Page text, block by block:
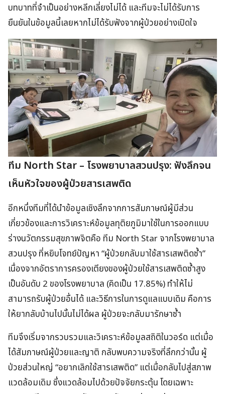
บทบาทที่จำเป็นอย่างหลีกเลี่ยงไม่ได้ และทีมจะไม่ได้รับการ
ยืนยันในข้อมูลนี้เลยหากไม่ได้รับฟังจากผู้ป่วยอย่างเปิดใจ
ทีม North Star – โรงพยาบาลสวนปรุง: ฟังลึกจน
เห็นหัวใจของผู้ป่วยสารเสพติด
อีกหนึ่งทีมที่ได้นำข้อมูลเชิงลึกจากการสัมภาษณ์ผู้มีส่วน
เกี่ยวข้องและการวิเคราะห์ข้อมูลทุติยภูมิมาใช้ในการออกแบบ
ร่างนวัตกรรมสุขภาพจิตคือ ทีม North Star จากโรงพยาบาล
สวนปรุง ที่หยิบโจทย์ปัญหา “ผู้ป่วยกลับมาใช้สารเสพติดซ้ำ”
เนื่องจากอัตราการครองเตียงของผู้ป่วยใช้สารเสพติดซ้ำสูง
เป็นอันดับ 2 ของโรงพยาบาล (คิดเป็น 17.85%) ทำให้ไม่
สามารถรับผู้ป่วยอื่นได้ และวิธีการในการดูแลแบบเดิม คือการ
ให้ยากลับบ้านไปนั้นไม่ได้ผล ผู้ป่วยจะกลับมารักษาซ้ำ
ทีมจึงเริ่มจากรวบรวมและวิเคราะห์ข้อมูลสถิติในวอร์ด แต่เมื่อ
ได้สัมภาษณ์ผู้ป่วยและญาติ กลับพบความจริงที่ลึกกว่านั้น ผู้
ป่วยส่วนใหญ่ “อยากเลิกใช้สารเสพติด” แต่เมื่อกลับไปสู่สภาพ
แวดล้อมเดิม ซึ่งแวดล้อมไปด้วยปัจจัยกระตุ้น โดยเฉพาะ